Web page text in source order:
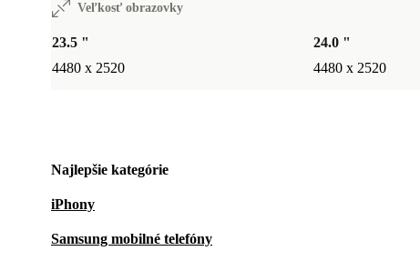
Veľkosť obrazovky
23.5 "
4480 x 2520
24.0 "
4480 x 2520
Najlepšie kategórie
iPhony
Samsung mobilné telefóny